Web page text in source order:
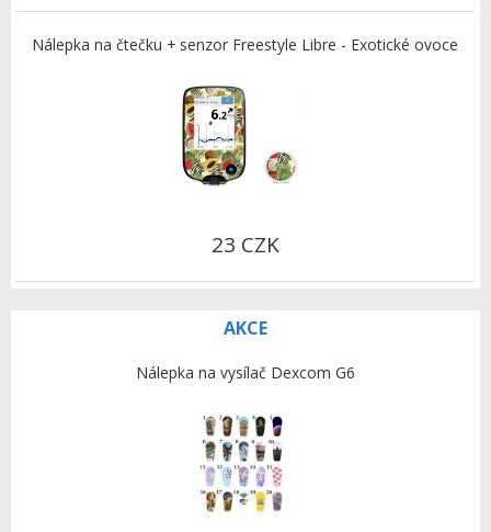
Nálepka na čtečku + senzor Freestyle Libre - Exotické ovoce
23 CZK
AKCE
Nálepka na vysílač Dexcom G6